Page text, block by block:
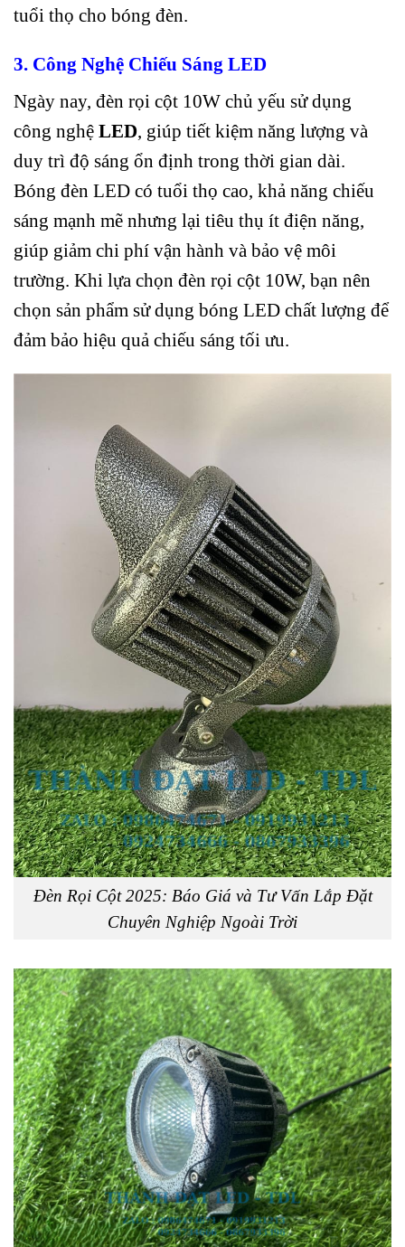
tuổi thọ cho bóng đèn.
3. Công Nghệ Chiếu Sáng LED
Ngày nay, đèn rọi cột 10W chủ yếu sử dụng
công nghệ LED, giúp tiết kiệm năng lượng và
duy trì độ sáng ổn định trong thời gian dài.
Bóng đèn LED có tuổi thọ cao, khả năng chiếu
sáng mạnh mẽ nhưng lại tiêu thụ ít điện năng,
giúp giảm chi phí vận hành và bảo vệ môi
trường. Khi lựa chọn đèn rọi cột 10W, bạn nên
chọn sản phẩm sử dụng bóng LED chất lượng để
đảm bảo hiệu quả chiếu sáng tối ưu.
Đèn Rọi Cột 2025: Báo Giá và Tư Vấn Lắp Đặt
Chuyên Nghiệp Ngoài Trời